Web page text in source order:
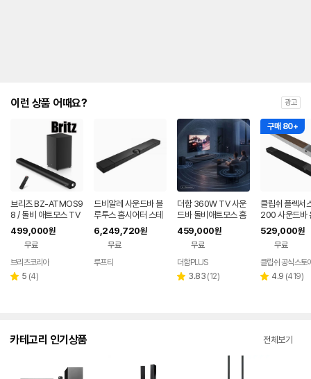
이런 상품 어때요? 광고
브리츠 BZ-ATMOS9
8 / 돌비 애트모스 TV
사운드바 스피커 블루
투스 무선 서브우퍼
499,000원
무료
브리츠코리아
별 5 리
(4)
드비알레 사운드바 블
루투스 홈시어터 스테
레오 디온 하이엔드 M
NS
6,249,720원
무료
루프티
더함 360W TV 사운
드바 돌비애트모스 홈
시어터 블루투스 스피
커 5.1.2채널
459,000원
무료
페이
더함PLUS
별 3.83 리
(12)
구매 80+
클립쉬 플렉서
200 사운드바
비애트모스 업
링 홈시어터
블루투스 스피
529,000원
무료
클립쉬 공식스토
별 4.9 리
(419)
카테고리 인기상품 전체보기